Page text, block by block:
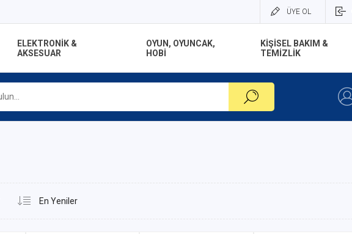
ÜYE OL
ELEKTRONİK &
AKSESUAR
OYUN, OYUNCAK,
HOBİ
KİŞİSEL BAKIM &
TEMİZLİK